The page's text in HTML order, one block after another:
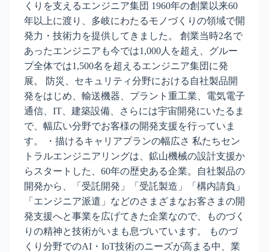
くりを支えるエンジニア集団 1960年の創業以来60
年以上に渡り、多岐にわたるモノづくりの領域で開
発力・技術力を提供してきました。 創業当時2名で
あったエンジニアも今では1,000人を超え、グルー
プ全体では1,500名を超えるエンジニア集団に発
展。 防災、セキュリティ分野における自社製品開
発をはじめ、輸送機器、プラント重工業、電気電子
通信、IT、建築設備、さらには宇宙開発にいたるま
で、幅広い分野でお客様の開発支援を行っていま
す。 ・描けるキャリアプランの幅広さ 私たちセン
トラルエンジニアリングは、鉱山機械の設計支援か
らスタートした、60年の歴史ある企業。自社製品の
開発から、「受託開発」「受託製造」「構内請負」
「エンジニア派遣」などのさまざまなお客さまの開
発支援へと事業を広げてきた企業なので、ものづく
りの精神と技術がいまも息づいています。 ものづ
くり分野でのAI・IoT技術のニーズが高まる中、業